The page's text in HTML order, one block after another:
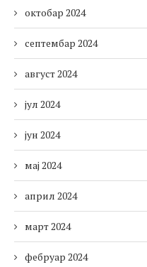
октобар 2024
септембар 2024
август 2024
јул 2024
јун 2024
мај 2024
април 2024
март 2024
фебруар 2024